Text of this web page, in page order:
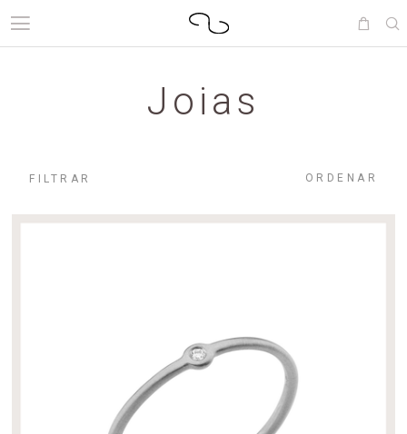
Joias
FILTRAR ORDENAR